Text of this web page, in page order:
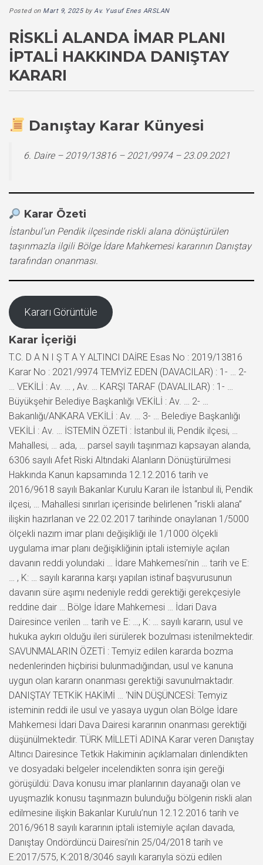
Posted on Mart 9, 2025byAv. Yusuf Enes ARSLAN
RISKLI ALANDA İMAR PLANI
İPTALI HAKKINDA DANIŞTAY
KARARI
Danıştay Karar Künyesi
6. Daire – 2019/13816 – 2021/9974 – 23.09.2021
Karar Özeti
İstanbul’un Pendik ilçesinde riskli alana dönüştürülen
taşınmazla ilgili Bölge İdare Mahkemesi kararının Danıştay
tarafından onanması.
Kararı Görüntüle
Karar İçeriği
T.C. D A N I Ş T A Y ALTINCI DAİRE Esas No : 2019/13816
Karar No : 2021/9974 TEMYİZ EDEN (DAVACILAR) : 1- … 2-
… VEKİLİ : Av. … , Av. … KARŞI TARAF (DAVALILAR) : 1- …
Büyükşehir Belediye Başkanlığı VEKİLİ : Av. … 2- …
Bakanlığı/ANKARA VEKİLİ : Av. … 3- … Belediye Başkanlığı
VEKİLİ : Av. … İSTEMİN ÖZETİ : İstanbul ili, Pendik ilçesi, …
Mahallesi, … ada, … parsel sayılı taşınmazı kapsayan alanda,
6306 sayılı Afet Riski Altındaki Alanların Dönüştürülmesi
Hakkında Kanun kapsamında 12.12.2016 tarih ve
2016/9618 sayılı Bakanlar Kurulu Kararı ile İstanbul ili, Pendik
ilçesi, … Mahallesi sınırları içerisinde belirlenen “riskli alana”
ilişkin hazırlanan ve 22.02.2017 tarihinde onaylanan 1/5000
ölçekli nazım imar planı değişikliği ile 1/1000 ölçekli
uygulama imar planı değişikliğinin iptali istemiyle açılan
davanın reddi yolundaki … İdare Mahkemesi’nin … tarih ve E:
… , K: … sayılı kararına karşı yapılan istinaf başvurusunun
davanın süre aşımı nedeniyle reddi gerektiği gerekçesiyle
reddine dair … Bölge İdare Mahkemesi … İdari Dava
Dairesince verilen … tarih ve E: …, K: … sayılı kararın, usul ve
hukuka aykırı olduğu ileri sürülerek bozulması istenilmektedir.
SAVUNMALARIN ÖZETİ : Temyiz edilen kararda bozma
nedenlerinden hiçbirisi bulunmadığından, usul ve kanuna
uygun olan kararın onanması gerektiği savunulmaktadır.
DANIŞTAY TETKİK HAKİMİ … ‘NİN DÜŞÜNCESİ: Temyiz
isteminin reddi ile usul ve yasaya uygun olan Bölge İdare
Mahkemesi İdari Dava Dairesi kararının onanması gerektiği
düşünülmektedir. TÜRK MİLLETİ ADINA Karar veren Danıştay
Altıncı Dairesince Tetkik Hakiminin açıklamaları dinlendikten
ve dosyadaki belgeler incelendikten sonra işin gereği
görüşüldü: Dava konusu imar planlarının dayanağı olan ve
uyuşmazlık konusu taşınmazın bulunduğu bölgenin riskli alan
edilmesine ilişkin Bakanlar Kurulu’nun 12.12.2016 tarih ve
2016/9618 sayılı kararının iptali istemiyle açılan davada,
Danıştay Ondördüncü Dairesi’nin 25/04/2018 tarih ve
E:2017/575, K:2018/3046 sayılı kararıyla sözü edilen